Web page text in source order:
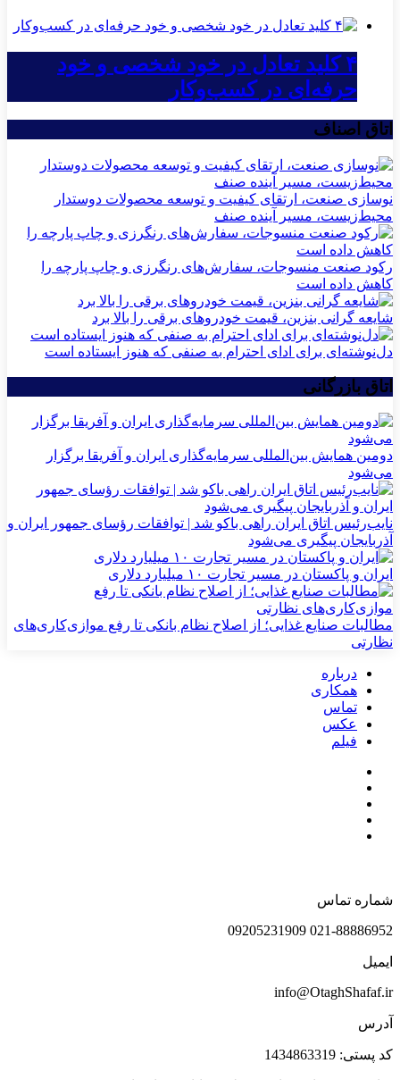
۴ کلید تعادل در خود شخصی و خود
حرفه‌ای در کسب‌وکار
اتاق اصناف
نوسازی صنعت، ارتقای کیفیت و توسعه محصولات دوستدار
محیط‌زیست، مسیر آینده صنف
رکود صنعت منسوجات، سفارش‌های رنگرزی و چاپ پارچه را
کاهش داده است
شایعه گرانی بنزین، قیمت خودروهای برقی را بالا برد
دل‌نوشته‌ای برای ادای احترام به صنفی که هنوز ایستاده است
اتاق بازرگانی
دومین همایش بین‌المللی سرمایه‌گذاری ایران و آفریقا برگزار
می‌شود
نایب‌رئیس اتاق ایران راهی باکو شد | توافقات رؤسای جمهور ایران و
آذربایجان پیگیری می‌شود
ایران و پاکستان در مسیر تجارت ۱۰ میلیارد دلاری
مطالبات صنایع غذایی؛ از اصلاح نظام بانکی تا رفع موازی‌کاری‌های
نظارتی
درباره
همکاری
تماس
عکس
فیلم
شماره تماس
021-88886952 09205231909
ایمیل
info@OtaghShafaf.ir
آدرس
کد پستی: 1434863319